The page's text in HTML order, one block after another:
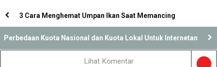
3 Cara Menghemat Umpan Ikan Saat Memancing
Perbedaan Kuota Nasional dan Kuota Lokal Untuk Internetan
Lihat Komentar